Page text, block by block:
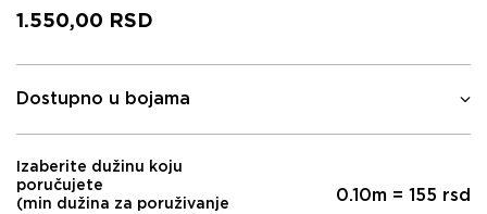
1.550,00 RSD
Dostupno u bojama
Izaberite dužinu koju
poručujete
(min dužina za poruživanje
0.10m = 155 rsd